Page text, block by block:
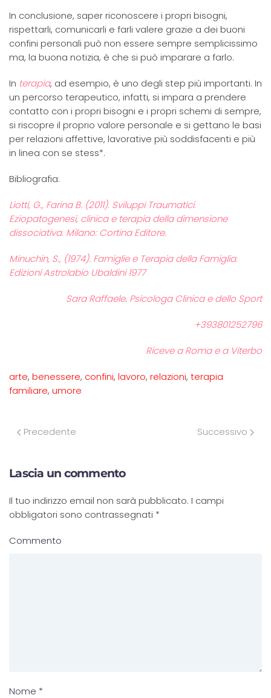
In conclusione, saper riconoscere i propri bisogni,
rispettarli, comunicarli e farli valere grazie a dei buoni
confini personali può non essere sempre semplicissimo
ma, la buona notizia, è che si può imparare a farlo.
In terapia, ad esempio, è uno degli step più importanti. In
un percorso terapeutico, infatti, si impara a prendere
contatto con i propri bisogni e i propri schemi di sempre,
si riscopre il proprio valore personale e si gettano le basi
per relazioni affettive, lavorative più soddisfacenti e più
in linea con se stess*.
Bibliografia:
Liotti, G., Farina B. (2011). Sviluppi Traumatici.
Eziopatogenesi, clinica e terapia della dimensione
dissociativa. Milano: Cortina Editore.
Minuchin, S., (1974). Famiglie e Terapia della Famiglia.
Edizioni Astrolabio Ubaldini 1977
Sara Raffaele. Psicologa Clinica e dello Sport
+393801252796
Riceve a Roma e a Viterbo
arte, benessere, confini, lavoro, relazioni, terapia
familiare, umore
Precedente Successivo
Lascia un commento
Il tuo indirizzo email non sarà pubblicato. I campi
obbligatori sono contrassegnati *
Commento
Nome *